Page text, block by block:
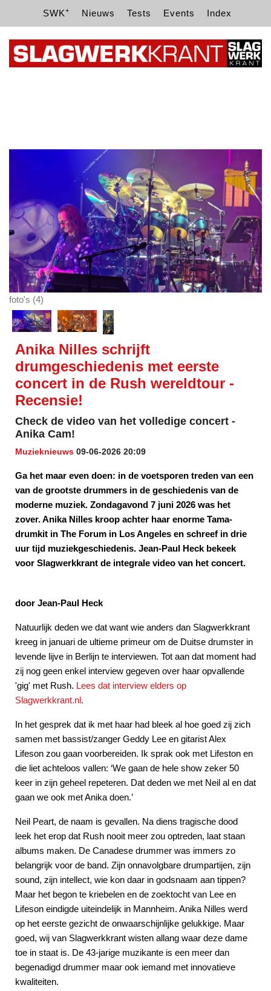
SWK+ Nieuws Tests Events Index
foto's (4)
Anika Nilles schrijft
drumgeschiedenis met eerste
concert in de Rush wereldtour -
Recensie!
Check de video van het volledige concert -
Anika Cam!
Muzieknieuws 09-06-2026 20:09
Ga het maar even doen: in de voetsporen treden van een
van de grootste drummers in de geschiedenis van de
moderne muziek. Zondagavond 7 juni 2026 was het
zover. Anika Nilles kroop achter haar enorme Tama-
drumkit in The Forum in Los Angeles en schreef in drie
uur tijd muziekgeschiedenis. Jean-Paul Heck bekeek
voor Slagwerkkrant de integrale video van het concert.
door Jean-Paul Heck
Natuurlijk deden we dat want wie anders dan Slagwerkkrant
kreeg in januari de ultieme primeur om de Duitse drumster in
levende lijve in Berlijn te interviewen. Tot aan dat moment had
zij nog geen enkel interview gegeven over haar opvallende
'gig' met Rush. Lees dat interview elders op
Slagwerkkrant.nl.
In het gesprek dat ik met haar had bleek al hoe goed zij zich
samen met bassist/zanger Geddy Lee en gitarist Alex
Lifeson zou gaan voorbereiden. Ik sprak ook met Lifeston en
die liet achteloos vallen: ‘We gaan de hele show zeker 50
keer in zijn geheel repeteren. Dat deden we met Neil al en dat
gaan we ook met Anika doen.’
Neil Peart, de naam is gevallen. Na diens tragische dood
leek het erop dat Rush nooit meer zou optreden, laat staan
albums maken. De Canadese drummer was immers zo
belangrijk voor de band. Zijn onnavolgbare drumpartijen, zijn
sound, zijn intellect, wie kon daar in godsnaam aan tippen?
Maar het begon te kriebelen en de zoektocht van Lee en
Lifeson eindigde uiteindelijk in Mannheim. Anika Nilles werd
op het eerste gezicht de onwaarschijnlijke gelukkige. Maar
goed, wij van Slagwerkkrant wisten allang waar deze dame
toe in staat is. De 43-jarige muzikante is een meer dan
begenadigd drummer maar ook iemand met innovatieve
kwaliteiten.